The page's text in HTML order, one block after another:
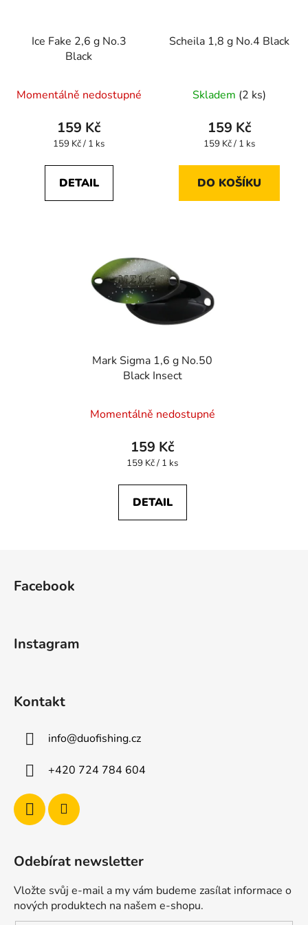
Ice Fake 2,6 g No.3
Black
Momentálně nedostupné
159 Kč
Měrná
159 Kč / 1 ks
DETAIL
Scheila 1,8 g No.4 Black
Skladem (2 ks)
159 Kč
Měrná
159 Kč / 1 ks
DO KOŠÍKU
Mark Sigma 1,6 g No.50
Black Insect
Momentálně nedostupné
159 Kč
Měrná
159 Kč / 1 ks
DETAIL
Facebook
Instagram
Kontakt
info@duofishing.cz
+420 724 784 604
Odebírat newsletter
Vložte svůj e-mail a my vám budeme zasílat informace o
nových produktech na našem e-shopu.